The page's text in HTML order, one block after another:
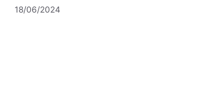
18/06/2024